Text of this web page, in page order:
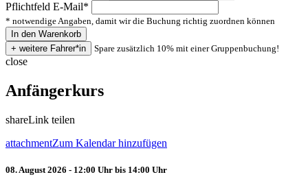
Pflichtfeld E-Mail*
* notwendige Angaben, damit wir die Buchung richtig zuordnen können
Spare zusätzlich 10% mit einer Gruppenbuchung!
close
Anfängerkurs
shareLink teilen
attachmentZum Kalendar hinzufügen
08. August 2026 - 12:00 Uhr bis 14:00 Uhr